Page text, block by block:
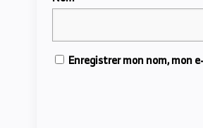
Enregistrer mon nom, mon